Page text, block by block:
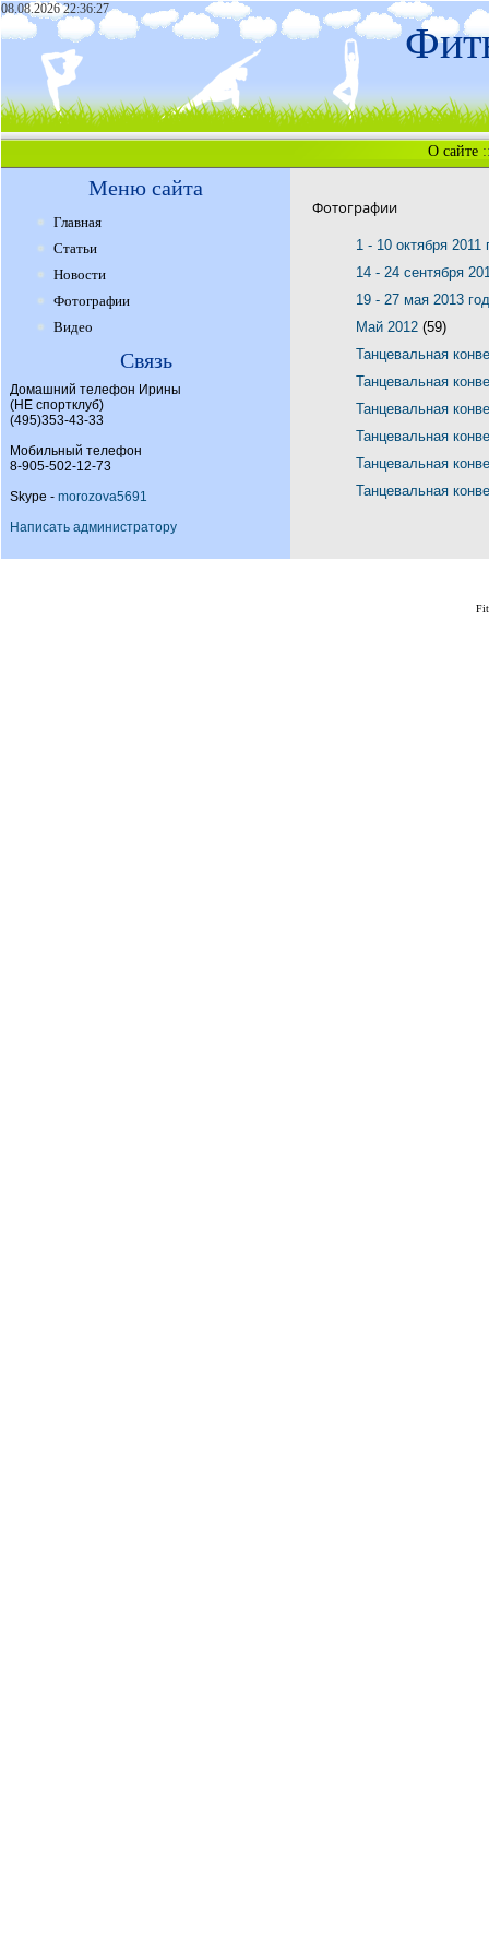
08.08.2026 22:36:27
О сайте
Меню сайта
Главная
Статьи
Новости
Фотографии
Видео
Связь
Домашний телефон Ирины
(НЕ спортклуб)
(495)353-43-33
Мобильный телефон
8-905-502-12-73
Skype - morozova5691
Написать администратору
Фотографии
1 - 10 октября 2011
14 - 24 сентября
19 - 27 мая 2013
Май 2012 (59)
Танцевальная
Танцевальная
Танцевальная
Танцевальная
Танцевальная
Танцевальная